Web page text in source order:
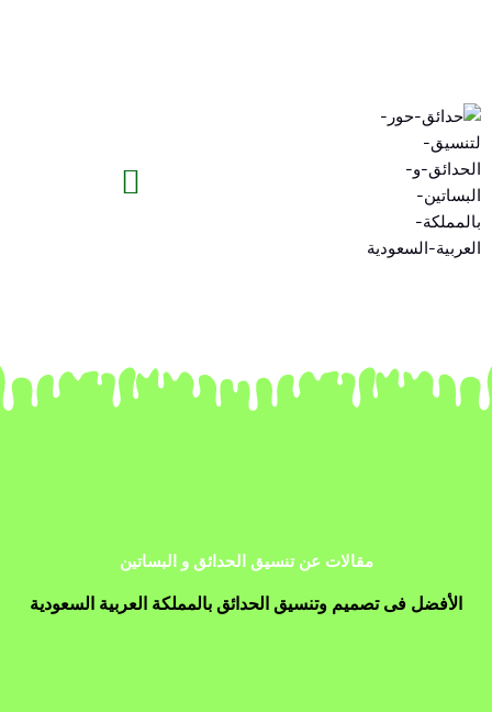
مقالات عن تنسيق الحدائق و البساتين
الأفضل فى تصميم وتنسيق الحدائق بالمملكة العربية السعودية